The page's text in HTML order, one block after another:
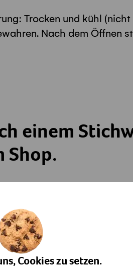
Cookies zu setzen.
Trocken und kühl
Nach dem Öffnen
einem
Shop.